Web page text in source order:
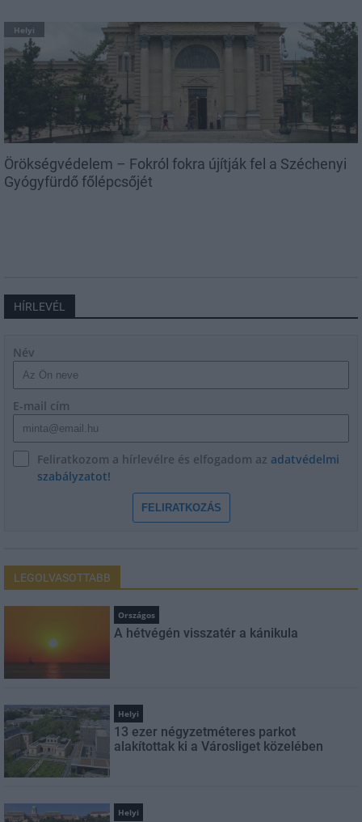
Helyi
Örökségvédelem – Fokról fokra újítják fel a Széchenyi
Gyógyfürdő főlépcsőjét
HÍRLEVÉL
Név
E-mail cím
Feliratkozom a hírlevélre és elfogadom az adatvédelmi
szabályzatot!
FELIRATKOZÁS
LEGOLVASOTTABB
Országos
A hétvégén visszatér a kánikula
Helyi
13 ezer négyzetméteres parkot
alakítottak ki a Városliget közelében
Helyi